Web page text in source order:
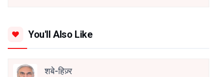
You'll Also Like
शबे-हिज़्र